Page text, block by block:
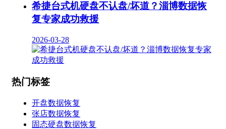
希捷台式机硬盘不认盘/坏道？淄博数据恢
复专家成功救援
2026-03-28
热门标签
开盘数据恢复
张店数据恢复
固态硬盘数据恢复